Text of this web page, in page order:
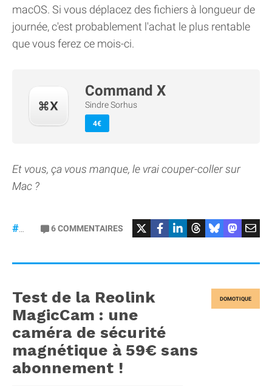
macOS. Si vous déplacez des fichiers à longueur de
journée, c'est probablement l'achat le plus rentable
que vous ferez ce mois-ci.
Command X
Sindre Sorhus
4€
Et vous, ça vous manque, le vrai couper-coller sur
Mac ?
#macOS 6COMMENTAIRES
DOMOTIQUE
Test de la Reolink
MagicCam : une
caméra de sécurité
magnétique à 59€ sans
abonnement !